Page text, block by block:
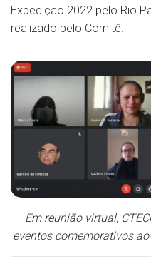
Expedição 2022 pelo Rio
realizado pelo Comitê.
Em reunião virtual,
eventos comemorativos